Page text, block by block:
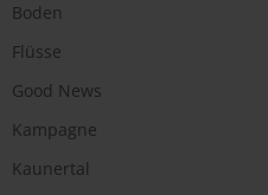
Boden
Flüsse
Good News
Kampagne
Kaunertal